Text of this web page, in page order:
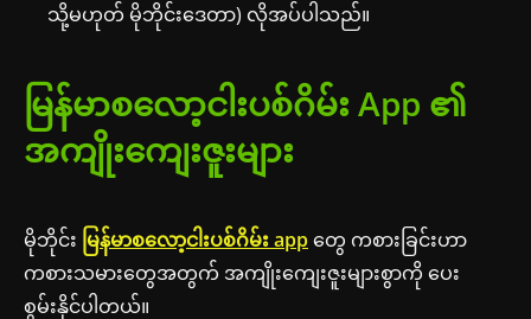
သို့မဟုတ် မိုဘိုင်းဒေတာ) လိုအပ်ပါသည်။
မြန်မာစလော့ငါးပစ်ဂိမ်း App ၏
အကျိုးကျေးဇူးများ
မိုဘိုင်း မြန်မာစလော့ငါးပစ်ဂိမ်း appတွေ ကစားခြင်းဟာ
ကစားသမားတွေအတွက် အကျိုးကျေးဇူးများစွာကို ပေး
စွမ်းနိုင်ပါတယ်။